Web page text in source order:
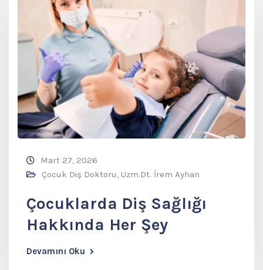
Mart 27, 2026
Çocuk Diş Doktoru Uzm.Dt. İrem Ayhan
Çocuklarda Diş Sağlığı
Hakkında Her Şey
Devamını Oku